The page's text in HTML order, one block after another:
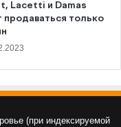
Lacetti и Damas
продаваться только
(при индексируемой